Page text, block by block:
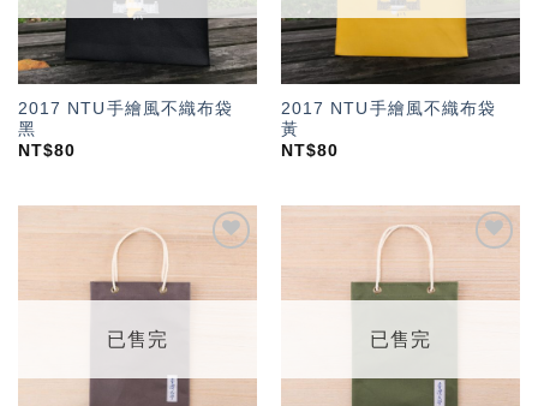
2017 NTU手繪風不織布袋
黑
NT$80
2017 NTU手繪風不織布袋
黃
NT$80
望輕
已售完
「願
望輕
已售完